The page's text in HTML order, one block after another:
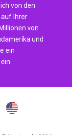
von den
Ihrer
von
und
ein